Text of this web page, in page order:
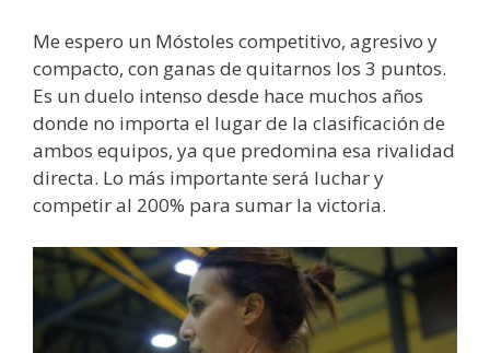
Me espero un Móstoles competitivo, agresivo y
compacto, con ganas de quitarnos los 3 puntos.
Es un duelo intenso desde hace muchos años
donde no importa el lugar de la clasificación de
ambos equipos, ya que predomina esa rivalidad
directa. Lo más importante será luchar y
competir al 200% para sumar la victoria.